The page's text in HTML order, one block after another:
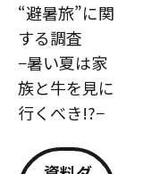
“避暑旅”に関
する調査
−暑い夏は家
族と牛を見に
行くべき!?−